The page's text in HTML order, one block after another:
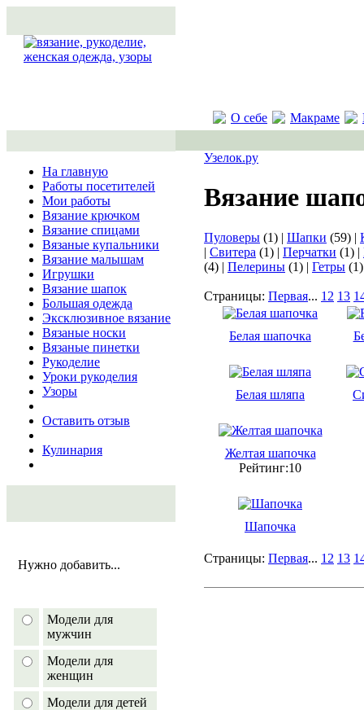
О себе Макраме
На главную
Работы посетителей
Мои работы
Вязание крючком
Вязание спицами
Вязаные купальники
Вязание малышам
Игрушки
Вязание шапок
Большая одежда
Эксклюзивное вязание
Вязаные носки
Вязаные пинетки
Рукоделие
Уроки рукоделия
Узоры
Оставить отзыв
Кулинария
Нужно добавить...
Модели для
мужчин
Модели для
женщин
Модели для детей
Узелок.ру
Вязание
Пуловеры (1) | Шапки (59) |
| Свитера (1) | Перчатки (1) |
(4) | Пелерины (1) | Гетры (1)
Страницы: Первая... 12 13
Белая шапочка
Белая шляпа
Желтая шапочка
Рейтинг:10
Шапочка
Страницы: Первая... 12 13